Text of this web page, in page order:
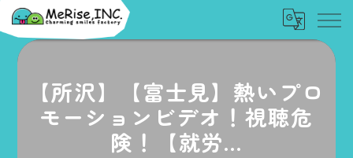
【所沢】【富士見】熱いプロ
モーションビデオ！視聴危
険！【就労...